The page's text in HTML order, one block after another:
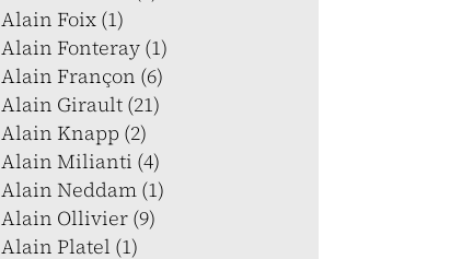
Alain Foix (1)
Alain Fonteray (1)
Alain Françon (6)
Alain Girault (21)
Alain Knapp (2)
Alain Milianti (4)
Alain Neddam (1)
Alain Ollivier (9)
Alain Platel (1)